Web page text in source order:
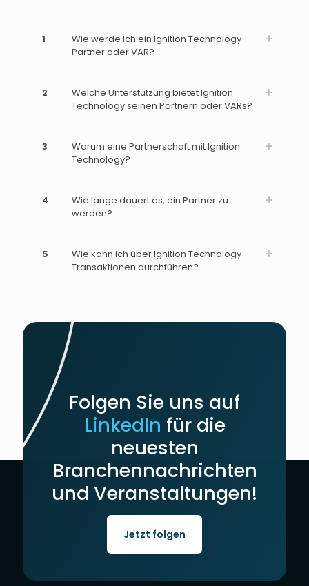
1
Wie werde ich ein Ignition Technology
Partner oder VAR?
2
Welche Unterstützung bietet Ignition
Technology seinen Partnern oder VARs?
3
Warum eine Partnerschaft mit Ignition
Technology?
4
Wie lange dauert es, ein Partner zu
werden?
5
Wie kann ich über Ignition Technology
Transaktionen durchführen?
Folgen Sie uns auf
LinkedIn für die
neuesten
Branchennachrichten
und Veranstaltungen!
Jetzt folgen